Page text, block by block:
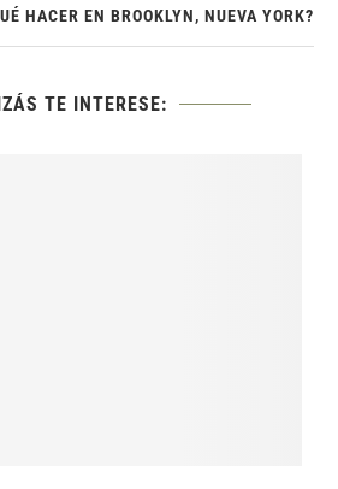
HACER EN BROOKLYN, NUEVA YORK?
TE INTERESE: